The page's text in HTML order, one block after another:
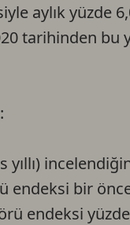
aylık yüzde
tarihinden
bir
endeksi